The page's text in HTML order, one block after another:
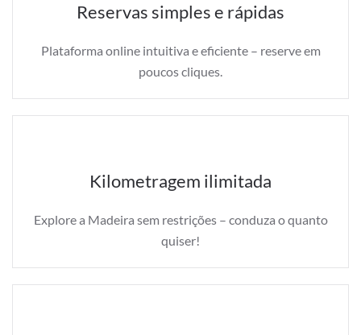
Reservas simples e rápidas
Plataforma online intuitiva e eficiente – reserve em
poucos cliques.
Kilometragem ilimitada
Explore a Madeira sem restrições – conduza o quanto
quiser!